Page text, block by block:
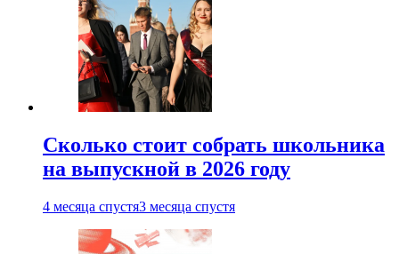
Сколько стоит собрать школьника
на выпускной в 2026 году
4 месяца спустя3 месяца спустя